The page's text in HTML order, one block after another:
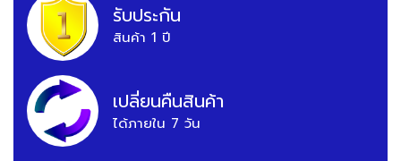
รับประกัน
สินค้า 1 ปี
เปลี่ยนคืนสินค้า
ได้ภายใน 7 วัน